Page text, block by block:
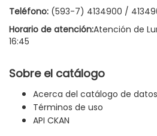
Teléfono: (593-7) 4134900 /
Horario de atención:Atención de
16:45
Sobre el catálogo
Acerca del catálogo de
Términos de uso
API CKAN